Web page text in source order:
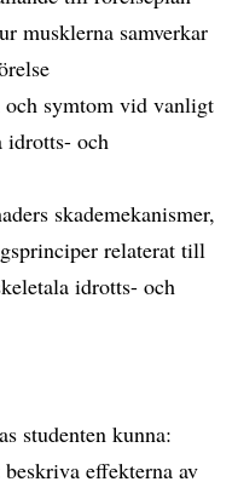
musklerna samverkar
och symtom vid vanligt
idrotts- och
skademekanismer,
relaterat till
idrotts- och
studenten kunna:
effekterna av